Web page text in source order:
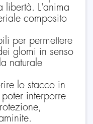
libertà. L'anima
composito
per permettere
glomi in senso
naturale
lo stacco in
interporre